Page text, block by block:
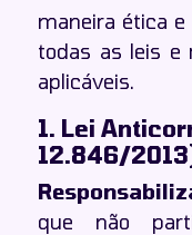
maneira ética
todas as leis e
aplicáveis.
1. Lei
12.846/
que não